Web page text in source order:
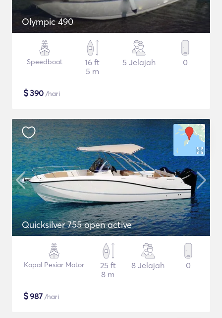
Olympic 490
Speedboat
16 ft
5 m
5 Jelajah 0
$390 /hari
Quicksilver 755 open active
Kapal Pesiar Motor
25 ft
8 m
8 Jelajah 0
$987 /hari